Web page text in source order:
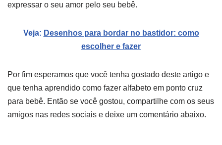
expressar o seu amor pelo seu bebê.
Veja: Desenhos para bordar no bastidor: como
escolher e fazer
Por fim esperamos que você tenha gostado deste artigo e
que tenha aprendido como fazer alfabeto em ponto cruz
para bebê. Então se você gostou, compartilhe com os seus
amigos nas redes sociais e deixe um comentário abaixo.